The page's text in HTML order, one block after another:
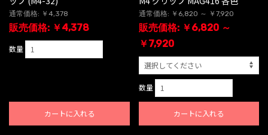
通常価格: ￥4,378
販売価格: ￥4,378
数量
カートに入れる
通常価格: ￥6,820 ～ ￥7,920
販売価格: ￥6,820 ～
￥7,920
数量
カートに入れる